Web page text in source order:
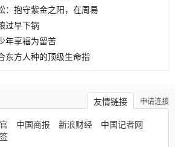
：抱守紫金之阳，在周易
过早下锅
年享福为留苦
东方人种的顶级生命指
申请连接
友情链接
中国商报 新浪财经
中国记者网